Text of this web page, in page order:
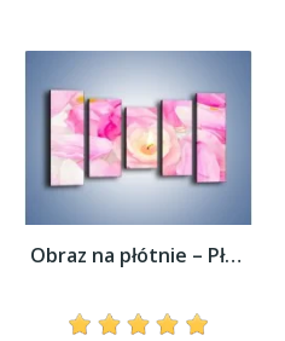
Obraz na płótnie – Pływająca różana...